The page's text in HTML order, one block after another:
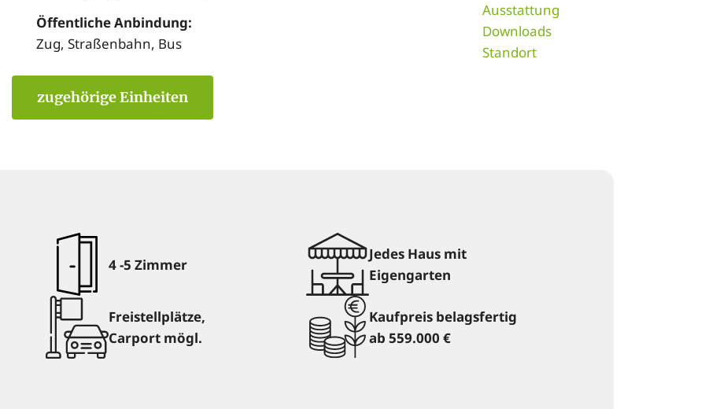
Öffentliche Anbindung:
Zug, Straßenbahn, Bus
Ausstattung
Downloads
Standort
zugehörige Einheiten
4 -5 Zimmer
Jedes Haus mit
Eigengarten
Freistellplätze,
Carport mögl.
Kaufpreis belagsfertig
ab 559.000 €